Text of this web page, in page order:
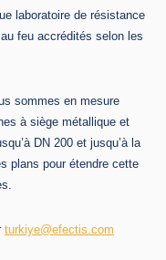
laboratoire de résistance
feu accrédités selon les
sommes en mesure
à siège métallique et
DN 200 et jusqu’à la
plans pour étendre cette
turkiye@efectis.com